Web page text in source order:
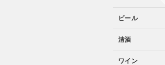
ビール
清酒
ワイン